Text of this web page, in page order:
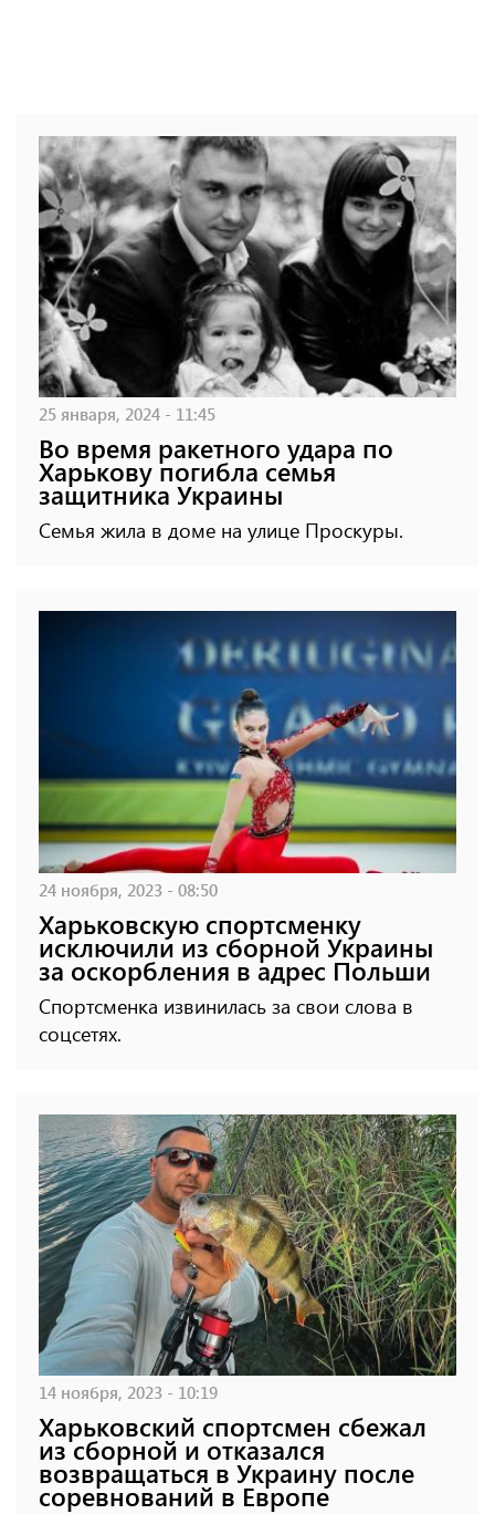
25 января, 2024 - 11:45
Во время ракетного удара по
Харькову погибла семья
защитника Украины
Семья жила в доме на улице Проскуры.
24 ноября, 2023 - 08:50
Харьковскую спортсменку
исключили из сборной Украины
за оскорбления в адрес Польши
Спортсменка извинилась за свои слова в
соцсетях.
14 ноября, 2023 - 10:19
Харьковский спортсмен сбежал
из сборной и отказался
возвращаться в Украину после
соревнований в Европе